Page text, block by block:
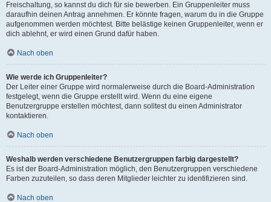
Freischaltung, so kannst du dich für sie bewerben. Ein Gruppenleiter muss
daraufhin deinen Antrag annehmen. Er könnte fragen, warum du in die Gruppe
aufgenommen werden möchtest. Bitte belästige keinen Gruppenleiter, wenn er
dich ablehnt, er wird einen Grund dafür haben.
Nach oben
Wie werde ich Gruppenleiter?
Der Leiter einer Gruppe wird normalerweise durch die Board-Administration
festgelegt, wenn die Gruppe erstellt wird. Wenn du eine eigene
Benutzergruppe erstellen möchtest, dann solltest du einen Administrator
kontaktieren.
Nach oben
Weshalb werden verschiedene Benutzergruppen farbig dargestellt?
Es ist der Board-Administration möglich, den Benutzergruppen verschiedene
Farben zuzuteilen, so dass deren Mitglieder leichter zu identifizieren sind.
Nach oben